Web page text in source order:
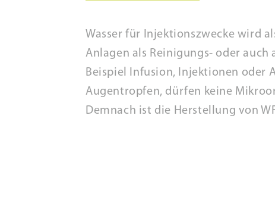
Wasser für Injektionszwecke wird
Anlagen als Reinigungs- oder
Beispiel Infusion, Injektionen oder
Augentropfen, dürfen keine
Demnach ist die Herstellung von